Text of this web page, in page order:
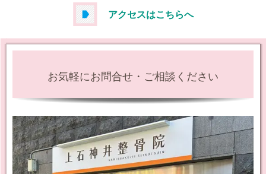
アクセスはこちらへ
お気軽にお問合せ・ご相談ください